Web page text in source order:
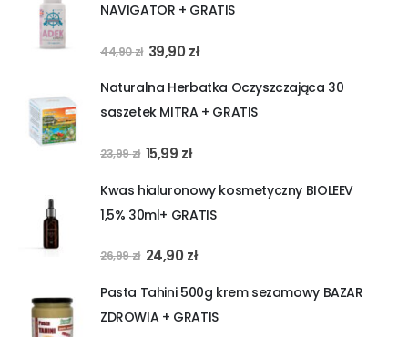
NAVIGATOR + GRATIS
44,90zł Pierwotna
wynosiła:
44,90 zł.
39,90 złAktualna
wynosi:
39,90 zł.
Naturalna Herbatka Oczyszczająca 30
saszetek MITRA + GRATIS
23,99zł Pierwotna
wynosiła:
23,99 zł.
15,99 złAktualna
wynosi:
15,99 zł.
Kwas hialuronowy kosmetyczny BIOLEEV
1,5% 30ml+ GRATIS
26,99zł Pierwotna
wynosiła:
26,99 zł.
24,90 złAktualna
wynosi:
24,90 zł.
Pasta Tahini 500g krem sezamowy BAZAR
ZDROWIA + GRATIS